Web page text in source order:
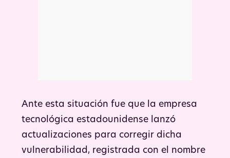
Ante esta situación fue que la empresa
tecnológica estadounidense lanzó
actualizaciones para corregir dicha
vulnerabilidad, registrada con el nombre